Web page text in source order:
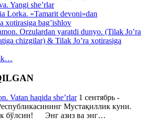
Yangi she’rlar
Lorka. «Tamarit devoni»dan
xotirasiga bag’ishlov
Orzulardan yaratdi dunyo. (Tilak Jo’ra
chizgilar) & Tilak Jo’ra xotirasiga
Vatan haqida she’rlar1 сентябрь -
Мустақиллик куни.
бўлсин! Энг азиз ва энг…